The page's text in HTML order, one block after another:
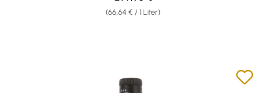
(66,64 € / 1 Liter)